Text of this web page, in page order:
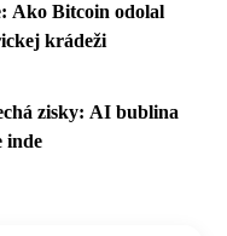
Ako Bitcoin odolal
krádeži
zisky: AI bublina
inde